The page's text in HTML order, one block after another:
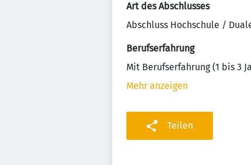
Art des Abschlusses
Abschluss Hochschule /
Berufserfahrung
Mit Berufserfahrung (1 bis 3
Mehr anzeigen
Teilen